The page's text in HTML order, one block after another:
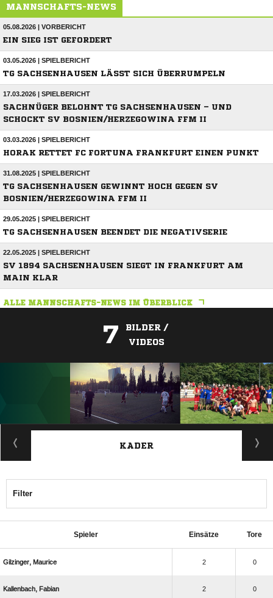
MANNSCHAFTS-NEWS
05.08.2026 | VORBERICHT
EIN SIEG IST GEFORDERT
03.05.2026 | SPIELBERICHT
TG SACHSENHAUSEN LÄSST SICH ÜBERRUMPELN
17.03.2026 | SPIELBERICHT
SACHNÜGER BELOHNT TG SACHSENHAUSEN – UND
SCHOCKT SV BOSNIEN/HERZEGOWINA FFM II
03.03.2026 | SPIELBERICHT
HORAK RETTET FC FORTUNA FRANKFURT EINEN PUNKT
31.08.2025 | SPIELBERICHT
TG SACHSENHAUSEN GEWINNT HOCH GEGEN SV
BOSNIEN/HERZEGOWINA FFM II
29.05.2025 | SPIELBERICHT
TG SACHSENHAUSEN BEENDET DIE NEGATIVSERIE
22.05.2025 | SPIELBERICHT
SV 1894 SACHSENHAUSEN SIEGT IN FRANKFURT AM
MAIN KLAR
ALLE MANNSCHAFTS-NEWS IM ÜBERBLICK
7
BILDER /
VIDEOS
ANZEIGE
KADER
Filter
Spieler Einsätze Tore
  2 0
  2 0